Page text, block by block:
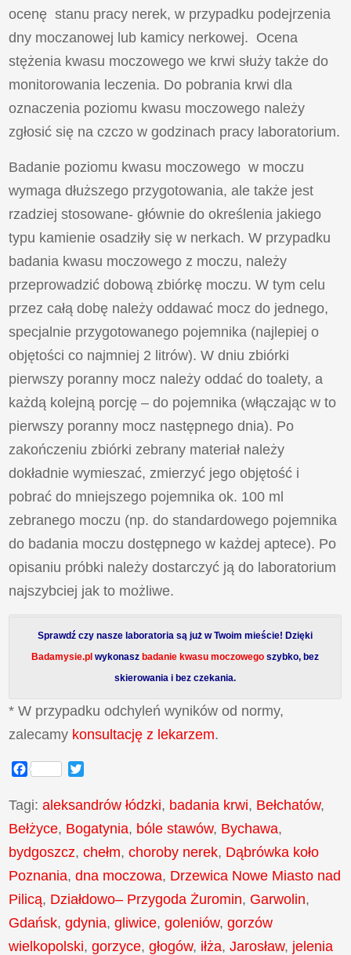
ocenę stanu pracy nerek, w przypadku podejrzenia
dny moczanowej lub kamicy nerkowej. Ocena
stężenia kwasu moczowego we krwi służy także do
monitorowania leczenia. Do pobrania krwi dla
oznaczenia poziomu kwasu moczowego należy
zgłosić się na czczo w godzinach pracy laboratorium.
Badanie poziomu kwasu moczowego w moczu
wymaga dłuższego przygotowania, ale także jest
rzadziej stosowane- głównie do określenia jakiego
typu kamienie osadziły się w nerkach. W przypadku
badania kwasu moczowego z moczu, należy
przeprowadzić dobową zbiórkę moczu. W tym celu
przez całą dobę należy oddawać mocz do jednego,
specjalnie przygotowanego pojemnika (najlepiej o
objętości co najmniej 2 litrów). W dniu zbiórki
pierwszy poranny mocz należy oddać do toalety, a
każdą kolejną porcję – do pojemnika (włączając w to
pierwszy poranny mocz następnego dnia). Po
zakończeniu zbiórki zebrany materiał należy
dokładnie wymieszać, zmierzyć jego objętość i
pobrać do mniejszego pojemnika ok. 100 ml
zebranego moczu (np. do standardowego pojemnika
do badania moczu dostępnego w każdej aptece). Po
opisaniu próbki należy dostarczyć ją do laboratorium
najszybciej jak to możliwe.
Sprawdź czy nasze laboratoria są już w Twoim mieście! Dzięki
Badamysie.pl wykonasz badanie kwasu moczowego szybko, bez
skierowania i bez czekania.
* W przypadku odchyleń wyników od normy,
zalecamy konsultację z lekarzem.
Facebook
Tagi:aleksandrów łódzki, badania krwi, Bełchatów,
Bełżyce, Bogatynia, bóle stawów, Bychawa,
bydgoszcz,chełm,choroby nerek, Dąbrówka koło
Poznania,dna moczowa, Drzewica Nowe Miasto nad
Pilicą, Działdowo– Przygoda Żuromin, Garwolin,
Gdańsk,gdynia,gliwice,goleniów,gorzów
wielkopolski,gorzyce,głogów, iłża,Jarosław, jelenia